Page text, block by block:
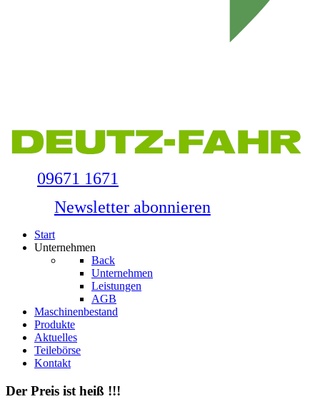
09671 1671
Newsletter abonnieren
Start
Unternehmen
Back
Unternehmen
Leistungen
AGB
Maschinenbestand
Produkte
Aktuelles
Teilebörse
Kontakt
Der Preis ist heiß !!!